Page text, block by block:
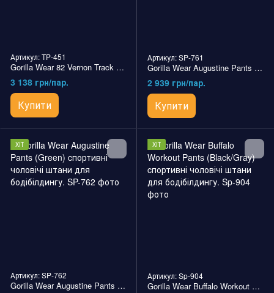
Артикул: TP-451
Gorilla Wear 82 Vernon Track Pants (Black) cпортивні чоловічі штани для бодібілдингу.
3 138 грн/пар.
Купити
Артикул: SP-761
Gorilla Wear Augustine Pants (Black) спортивні чоловічі штани для бодібілдингу.
2 939 грн/пар.
Купити
ХІТ
Артикул: SP-762
Gorilla Wear Augustine Pants (Green) cпортивні чоловічі штани для бодібілдингу.
ХІТ
Артикул: Sp-904
Gorilla Wear Buffalo Workout Pants (Black/Gray) cпортивні чоловічі штани для бодібілдингу.